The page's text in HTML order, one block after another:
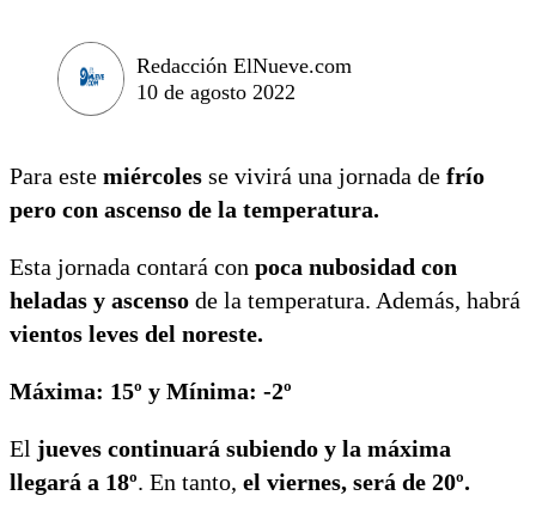
Redacción ElNueve.com
10 de agosto 2022
Para este miércoles se vivirá una jornada de frío
pero con ascenso de la temperatura.
Esta jornada contará con poca nubosidad con
heladas y ascenso de la temperatura. Además, habrá
vientos leves del noreste.
Máxima: 15º y Mínima: -2º
El jueves continuará subiendo y la máxima
llegará a 18º. En tanto, el viernes, será de 20º.